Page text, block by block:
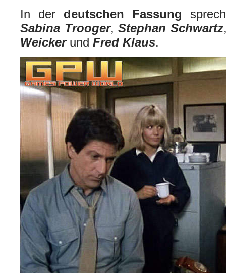
In der deutschen Fassung
Sabina Trooger, Stephan Schwartz
Weickerund Fred Klaus.